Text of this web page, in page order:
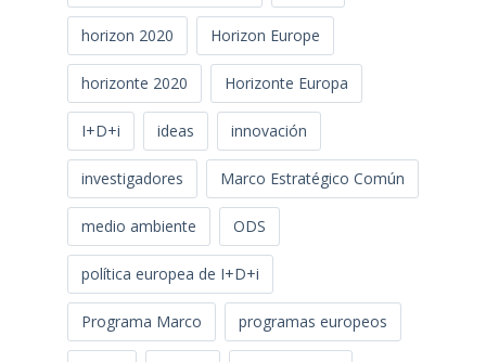
horizon 2020 Horizon Europe
horizonte 2020 Horizonte Europa
I+D+i ideas innovación
investigadores Marco Estratégico Común
medio ambiente ODS
política europea de I+D+i
Programa Marco programas europeos